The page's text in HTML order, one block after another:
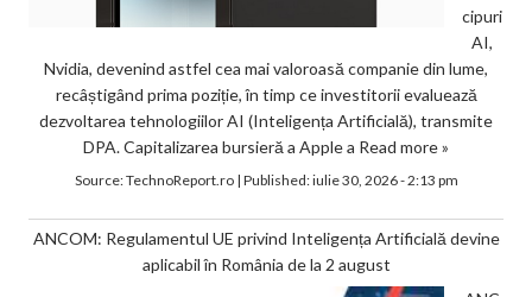
cipuri
AI,
Nvidia, devenind astfel cea mai valoroasă companie din lume,
recâștigând prima poziție, în timp ce investitorii evaluează
dezvoltarea tehnologiilor AI (Inteligența Artificială), transmite
DPA. Capitalizarea bursieră a Apple a Read more »
Source:TechnoReport.ro| Published:iulie 30, 2026 - 2:13 pm
ANCOM: Regulamentul UE privind Inteligența Artificială devine
aplicabil în România de la 2 august